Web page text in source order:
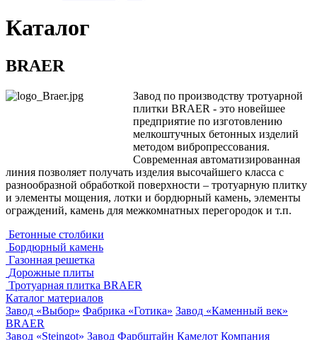
Каталог
BRAER
Завод по производству тротуарной
плитки BRAER - это новейшее
предприятие по изготовлению
мелкоштучных бетонных изделий
методом вибропрессования.
Современная автоматизированная
линия позволяет получать изделия высочайшего класса с
разнообразной обработкой поверхности – тротуарную плитку
и элементы мощения, лотки и бордюрный камень, элементы
ограждений, камень для межкомнатных перегородок и т.п.
Бетонные столбики
Бордюрный камень
Газонная решетка
Дорожные плиты
Тротуарная плитка BRAER
Каталог материалов
Завод «Выбор» Фабрика «Готика» Завод «Каменный век»
BRAER
Завод «Steingot» Завод Фарбштайн Камелот Компания